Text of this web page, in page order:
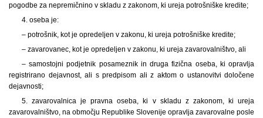
pogodbe za nepremičnino v skladu z zakonom, ki ureja potrošniške kredite;
4. oseba je:
– potrošnik, kot je opredeljen v zakonu, ki ureja potrošniške kredite;
– zavarovanec, kot je opredeljen v zakonu, ki ureja zavarovalništvo, ali
– samostojni podjetnik posameznik in druga fizična oseba, ki opravlja
registrirano dejavnost, ali s predpisom ali z aktom o ustanovitvi določene
dejavnosti;
5. zavarovalnica je pravna oseba, ki v skladu z zakonom, ki ureja
zavarovalništvo, na območju Republike Slovenije opravlja zavarovalne posle